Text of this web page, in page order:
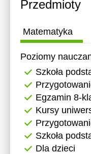
Przedmioty
Matematyka
Poziomy
Szkoła
Egzamin 8-
Kursy
Szkoła
Dla dzieci
17:30
18:00
18:30
19:00
19:30
20:00
12:00
12:30
13:00
13:30
14:00
14:30